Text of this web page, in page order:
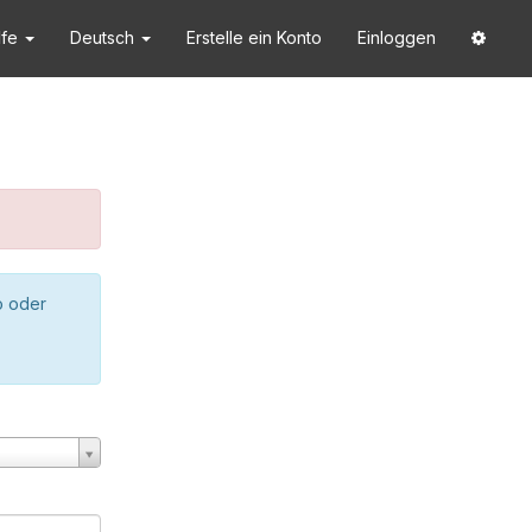
Deutsch Erstelle ein Konto Einloggen
oder